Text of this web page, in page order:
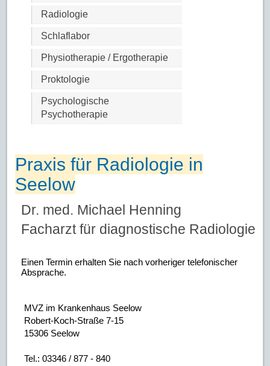
Radiologie
Schlaflabor
Physiotherapie / Ergotherapie
Proktologie
Psychologische
Psychotherapie
Praxis für Radiologie in
Seelow
Dr. med. Michael Henning
Facharzt für diagnostische Radiologie
Einen Termin erhalten Sie nach vorheriger telefonischer
Absprache.
MVZ im Krankenhaus Seelow
Robert-Koch-Straße 7-15
15306 Seelow
Tel.: 03346 / 877 - 840